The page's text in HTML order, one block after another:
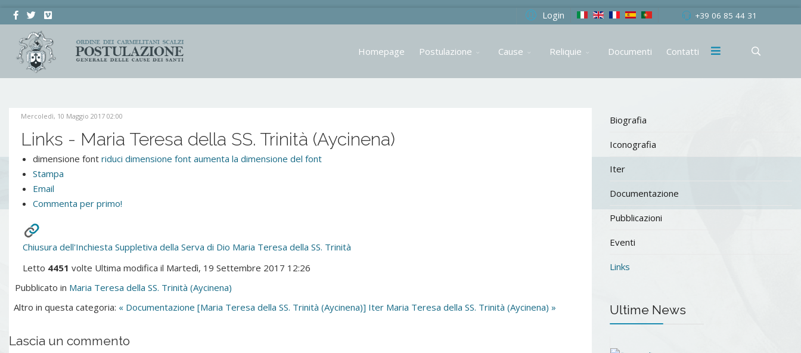
Login +39 06 85 44 31
Homepage Postulazione Cause Reliquie Documenti Contatti
Mercoledì, 10 Maggio 2017 02:00
Links - Maria Teresa della SS. Trinità (Aycinena)
dimensione font riduci dimensione font aumenta la dimensione del font
Stampa
Email
Commenta per primo!
Chiusura dell'Inchiesta Suppletiva della Serva di Dio Maria Teresa della SS. Trinità
Letto 4451 volte Ultima modifica il Martedì, 19 Settembre 2017 12:26
Pubblicato in Maria Teresa della SS. Trinità (Aycinena)
Altro in questa categoria: « Documentazione [Maria Teresa della SS. Trinità (Aycinena)] Iter Maria Teresa della SS. Trinità (Aycinena) »
Lascia un commento
Biografia
Iconografia
Iter
Documentazione
Pubblicazioni
Eventi
Links
Ultime News